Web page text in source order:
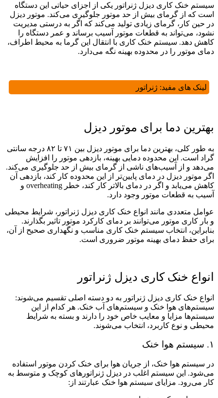
سیستم خنک‌ کاری دیزل ژنراتور یکی از اجزای حیاتی این دستگاه
است که از گرمای بیش از حد موتور جلوگیری می‌‌کند. موتور دیزل
در حین کار، گرمای زیادی تولید می‌کند که اگر به درستی مدیریت
نشود، می‌تواند به قطعات موتور آسیب برساند و عمر دستگاه را
کاهش دهد. سیستم خنک ‌کاری با انتقال این گرما به محیط اطراف،
دمای موتور را در محدوده بهینه نگه می‌دارد.
لینک های مفید: ژنراتور
بهترین دما برای موتور دیزل
به طور کلی، بهترین دما برای موتور دیزل بین ۷۱ تا ۸۲ درجه سانتی
‌گراد است. این محدوده دمایی بهینه، بازدهی موتور را افزایش
می‌دهد و از آسیب‌های ناشی از گرمای بیش از حد جلوگیری می‌کند.
اگر موتور دیزل در دمای پایین‌تر از این محدوده کار کند، بازدهی آن
کاهش می‌یابد و اگر در دمای بالاتر کار کند، خطر overheating و
آسیب به قطعات موتور وجود دارد.
عوامل متعددی مانند انواع خنک کاری دیزل ژنراتور، شرایط محیطی
و بار کاری موتور می‌توانند بر دمای کارکرد موتور تاثیر بگذارند.
بنابراین، انتخاب سیستم خنک ‌کاری مناسب و نگهداری صحیح از آن،
برای حفظ دمای بهینه موتور ضروری است.
انواع خنک ‌کاری دیزل ژنراتور
انواع خنک کاری دیزل ژنراتور به دو دسته اصلی تقسیم می‌شوند:
سیستم‌های هوا خنک و سیستم‌های آب خنک. هر کدام از این
سیستم‌ها مزایا و معایب خاص خود را دارند و بسته به شرایط
محیطی و نوع کاربرد، انتخاب می‌شوند.
۱. سیستم هوا خنک
در سیستم هوا خنک، از جریان هوا برای خنک ‌کردن موتور استفاده
می‌شود. این سیستم اغلب در دیزل ژنراتورهای کوچک و متوسط به
کار می‌رود. مزایای سیستم هوا خنک عبارتند از: